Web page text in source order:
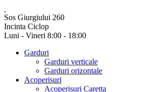
Sos Giurgiului 260
Incinta Ciclop
Luni - Vineri 8:00 - 18:00
Garduri
Garduri verticale
Garduri orizontale
Acoperisuri
Acoperișuri Caretta